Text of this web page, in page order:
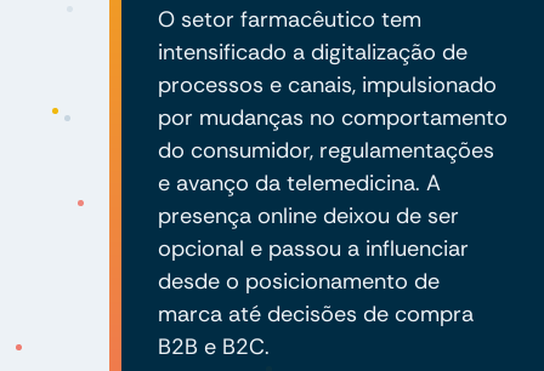
O setor farmacêutico tem
intensificado a digitalização de
processos e canais, impulsionado
por mudanças no comportamento
do consumidor, regulamentações
e avanço da telemedicina. A
presença online deixou de ser
opcional e passou a influenciar
desde o posicionamento de
marca até decisões de compra
B2B e B2C.